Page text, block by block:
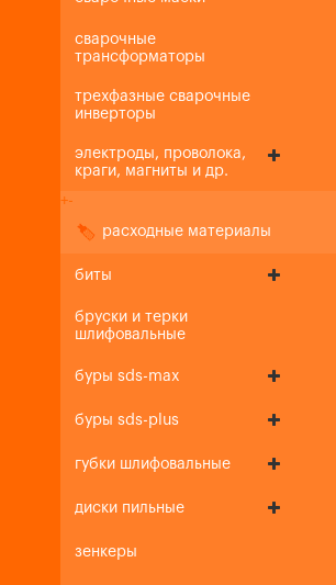
сварочные
трансформаторы
трехфазные сварочные
инверторы
электроды, проволока,
краги, магниты и др.
+-
расходные материалы
биты
бруски и терки
шлифовальные
буры sds-max
буры sds-plus
губки шлифовальные
диски пильные
зенкеры